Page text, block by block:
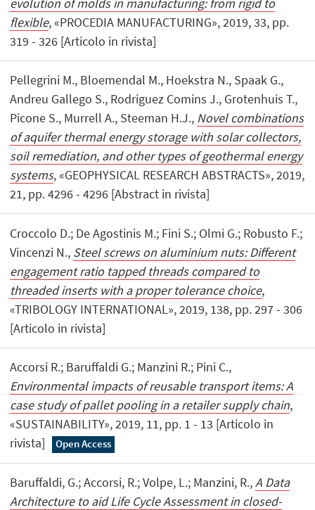
evolution of molds in manufacturing: from rigid to
flexible, «PROCEDIA MANUFACTURING», 2019, 33, pp.
319 - 326 [Articolo in rivista]
Pellegrini M., Bloemendal M., Hoekstra N., Spaak G.,
Andreu Gallego S., Rodriguez Comins J., Grotenhuis T.,
Picone S., Murrell A., Steeman H.J., Novel combinations
of aquifer thermal energy storage with solar collectors,
soil remediation, and other types of geothermal energy
systems, «GEOPHYSICAL RESEARCH ABSTRACTS», 2019,
21, pp. 4296 - 4296 [Abstract in rivista]
Croccolo D.; De Agostinis M.; Fini S.; Olmi G.; Robusto F.;
Vincenzi N., Steel screws on aluminium nuts: Different
engagement ratio tapped threads compared to
threaded inserts with a proper tolerance choice,
«TRIBOLOGY INTERNATIONAL», 2019, 138, pp. 297 - 306
[Articolo in rivista]
Accorsi R.; Baruffaldi G.; Manzini R.; Pini C.,
Environmental impacts of reusable transport items: A
case study of pallet pooling in a retailer supply chain,
«SUSTAINABILITY», 2019, 11, pp. 1 - 13 [Articolo in
rivista]
Open Access
Baruffaldi, G.; Accorsi, R.; Volpe, L.; Manzini, R.,A Data
Architecture to aid Life Cycle Assessment in closed-